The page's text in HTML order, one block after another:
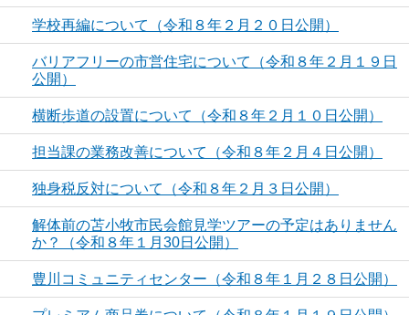
学校再編について（令和８年２月２０日公開）
バリアフリーの市営住宅について（令和８年２月１９日
公開）
横断歩道の設置について（令和８年２月１０日公開）
担当課の業務改善について（令和８年２月４日公開）
独身税反対について（令和８年２月３日公開）
解体前の苫小牧市民会館見学ツアーの予定はありません
か？（令和８年１月30日公開）
豊川コミュニティセンター（令和８年１月２８日公開）